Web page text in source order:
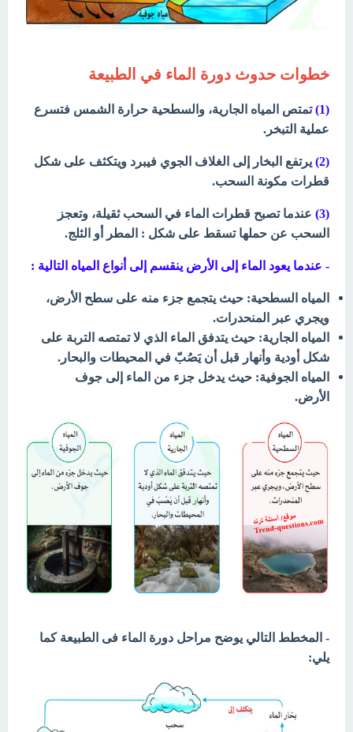
خطوات حدوث دورة الماء في الطبيعة
(1)
تمتص المياه الجارية، والسطحية حرارة الشمس فتسرع
عملية التبخر.
(2)
يرتفع البخار إلى الغلاف الجوي فيبرد ويتكثف على شكل
قطرات مكونة السحب.
(3)
عندما تصبح قطرات الماء في السحب ثقيلة، وتعجز
السحب عن حملها تسقط على شكل : المطر أو الثلج.
- عندما يعود الماء إلى الأرض ينقسم إلى أنواع المياه التالية :
المياه السطحية: حيث يتجمع جزء منه على سطح الأرض،
ويجري عبر المنحدرات.
المياه الجارية: حيث يتدفق الماء الذي لا تمتصه التربة على
شكل أودية وأنهار قبل أن يَصُبّ في المحيطات والبحار.
المياه الجوفية: حيث يدخل جزء من الماء إلى جوف
الأرض.
- المخطط التالي يوضح مراحل دورة الماء فى الطبيعة كما
يلي: